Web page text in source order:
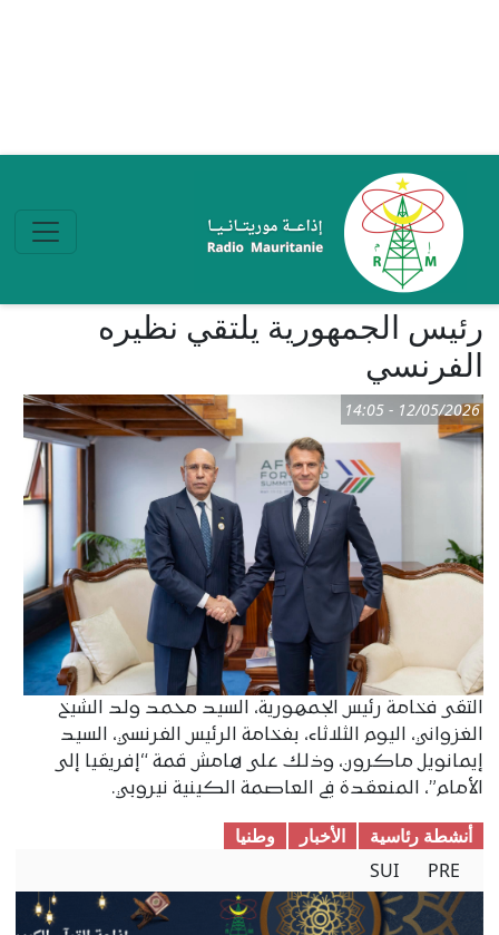
رئيس الجمهورية يلتقي نظيره
الفرنسي
12/05/2026 - 14:05
التقى فخامة رئيس الجمهورية، السيد محمد ولد الشيخ
الغزواني، اليوم الثلاثاء، بفخامة الرئيس الفرنسي، السيد
إيمانويل ماكرون، وذلك على هامش قمة “إفريقيا إلى
الأمام”، المنعقدة في العاصمة الكينية نيروبي.
أنشطة رئاسية الأخبار
وطنیا
PRE
SUI